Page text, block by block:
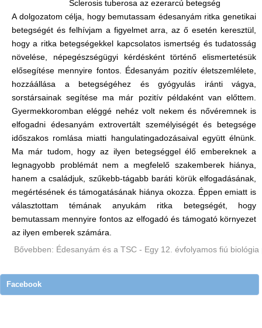
Sclerosis tuberosa az ezerarcú betegség
A dolgozatom célja, hogy bemutassam édesanyám ritka genetikai
betegségét és felhívjam a figyelmet arra, az ő esetén keresztül,
hogy a ritka betegségekkel kapcsolatos ismertség és tudatosság
növelése, népegészségügyi kérdésként történő elismertetésük
elősegítése mennyire fontos. Édesanyám pozitív életszemlélete,
hozzáállása a betegségéhez és gyógyulás iránti vágya,
sorstársainak segítése ma már pozitív példaként van előttem.
Gyermekkoromban eléggé nehéz volt nekem és nővéremnek is
elfogadni édesanyám extrovertált személyiségét és betegsége
időszakos romlása miatti hangulatingadozásaival együtt élnünk.
Ma már tudom, hogy az ilyen betegséggel élő embereknek a
legnagyobb problémát nem a megfelelő szakemberek hiánya,
hanem a családjuk, szűkebb-tágabb baráti körük elfogadásának,
megértésének és támogatásának hiánya okozza. Éppen emiatt is
választottam témának anyukám ritka betegségét, hogy
bemutassam mennyire fontos az elfogadó és támogató környezet
az ilyen emberek számára.
Bővebben: Édesanyám és a TSC - Egy 12. évfolyamos fiú
Facebook